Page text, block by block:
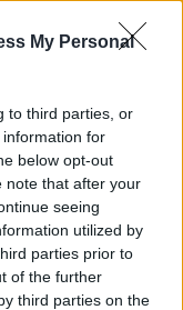
My Personal
to third parties, or
for
below opt-out
note that after your
seeing
utilized by
parties prior to
of the further
third parties on the
Derrota con 41 puntos